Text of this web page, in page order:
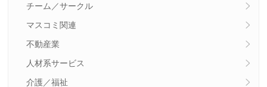
チーム／サークル
マスコミ関連
不動産業
人材系サービス
介護／福祉